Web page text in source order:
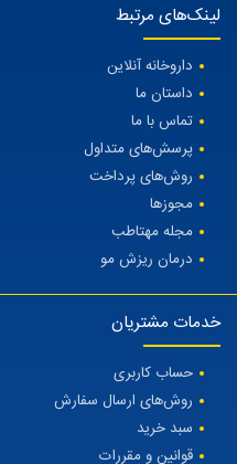
لینک‌های مرتبط
داروخانه آنلاین
داستان ما
تماس با ما
پرسش‌های متداول
روش‌های پرداخت
مجوزها
مجله مهتاطب
درمان ریزش مو
خدمات مشتریان
حساب کاربری
روش‌های ارسال سفارش
سبد خرید
قوانین و مقررات